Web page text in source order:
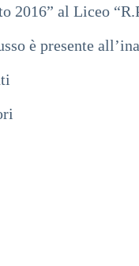
2016” al Liceo
è presente